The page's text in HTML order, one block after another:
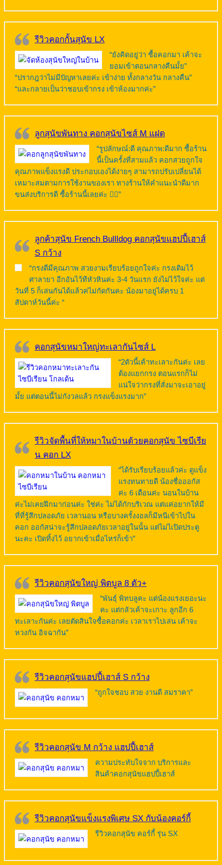
รีวิวคอกกั้นสุนัข LX
“ยังคิดอยู่ว่า ซื้อคอกมา เค้าจะ
ยอมเข้าตอนกลางคืนมั้ย”
“ปรากฎว่าไม่มีปัญหาเลยค่ะ เข้าง่าย ทั้งกลางวัน กลางคืน”
“และกลายเป็นว่าชอบเข้ากรง เข้าห้องมากค่ะ”
ลูกสุนัขพันทาง คอกสุนัขไซส์ M แฝด
“รูปลักษณ์:ดี คุณภาพ:ดีมาก ซื้อร้าน
นี้เป็นครั้งที่สามแล้ว คอกสวยถูกใจ
คุณภาพแข็งแรงดี ประกอบเองได้ง่ายๆ สามารถปรับเปลี่ยนได้
เหมาะสมตามการใช้งานของเรา ทางร้านให้คำแนะนำดีมาก
ขนส่งบริการดี ซื้อร้านนี้เลยค่ะ 👍🏻”
ลูกค้าสุนัข French Bullldog คอกสุนัขแฮปปี้เฮาส์
S กว้าง
“กรงดีมีคุณภาพ สวยงามเรียบร้อยถูกใจค่ะ กรงเดิมไว้
ศาลายา อีกอันไว้ทีหัวหินค่ะ 3-4 วันแรก ยังไม่ไว้ใจค่ะ แต่
วันที่ 5 ก็เล่นกันได้แล้วค่ไม่กัดกันคะ น้องมาอยู่ได้ครบ 1
สัปดาห์วันนี้ค่ะ “
คอกสุนัขหมาใหญ่ทะเลากันไซส์ L
“2ตัวนี้เค้าทะเลาะกันค่ะ เลย
ต้องแยกกรง ตอนแรกก็ไม่
แน่ใจว่ากรงที่สั่งมาจะเอาอยู่
มั้ย แต่ตอนนี้ไม่กังวลแล้ว กรงแข็งแรงมาก”
รีวิวจัดพื้นที่ให้หมาในบ้านด้วยคอกสุนัข ไซบีเรีย
น คอก LX
“ได้รับเรียบร้อยแล้วค่ะ ดูแข็ง
แรงทนทายดี น้องชื่อออกัส
ค่ะ 6 เดือนค่ะ นอนในบ้าน
ค่ะไม่เคยฝึกมาก่อนค่ะ ใช่ค่ะ ไม่ได้กักบริเวณ แต่แค่อยากให้มี
ที่ที่รู้สึกปลอดภัย เวลานอน หรือบางครั้งงอลก็มีหนีเข้าไปใน
คอก ออกัสน่าจะรู้สึกปลอดภัยเวลาอยู่ในนั้น แต่ไม่ไเปิดประตู
นะคะ เปิดทิ้งไว้ อยากเข้าเมื่อไหร่ก็เข้า”
รีวิวคอกสุนัขใหญ่ พิตบูล 8 ตัว+
“พันธุ์ พิทบลูคะ แต่น้องแรงเยอะนะ
คะ แต่กลัวเค้าจะเกาะ ลูกอีก 6
ทะเลาะกันค่ะ เลยตัดสินใจซื้อคอกค่ะ เวลาเราไปเล่น เค้าจะ
หวงกัน อิจฉากัน”
รีวิวคอกสุนัขแฮปปี้เฮาส์ S กว้าง
“ถูกใจชอบ สวย งานดี สมราคา”
รีวิวคอกสุนัข M กว้าง แฮปปี้เฮาส์
ความประทับใจจาก บริการและ
สินค้าคอกสุนัขแฮปปี้เฮาส์
รีวิวคอกสุนัขแข็งแรงพิเศษ SX กับน้องคอร์กี้
รีวิวคอกสุนัข คอร์กี้ รุ่น SX